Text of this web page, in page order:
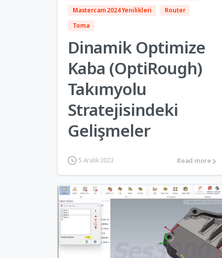
Mastercam 2024 Yenilikleri
Router
Torna
Dinamik Optimize
Kaba (OptiRough)
Takımyolu
Stratejisindeki
Gelişmeler
5 Aralık 2023 Read more